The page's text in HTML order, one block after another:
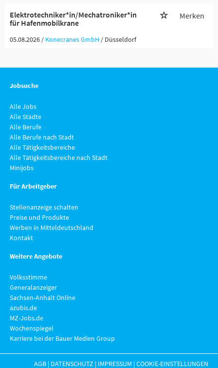
Elektrotechniker*in/Mechatroniker*in
für Hafenmobilkrane
Merken
05.08.2026 / Konecranes GmbH / Düsseldorf
Jobsuche
Alle Jobs
Alle Städte
Alle Berufe
Alle Berufe nach Stadt
Alle Tätigkeitsbereiche
Alle Tätigkeitsbereiche nach Stadt
Minijobs
Für Arbeitgeber
Stellenanzeige schalten
Preise und Produkte
Werben in Mitteldeutschland
Kontakt
Weitere Angebote
Volksstimme
Generalanzeiger
Sachsen-Anhalt Online
azubis.de
MZ-Jobs.de
Wochenspiegel
Karriere bei der Bauer Medien Group
AGB | DATENSCHUTZ | IMPRESSUM |COOKIE-EINSTELLUNGEN